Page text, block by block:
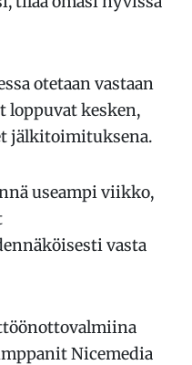
otetaan vastaan
loppuvat kesken,
jälkitoimituksena.
useampi viikko,
vasta
Nicemedia